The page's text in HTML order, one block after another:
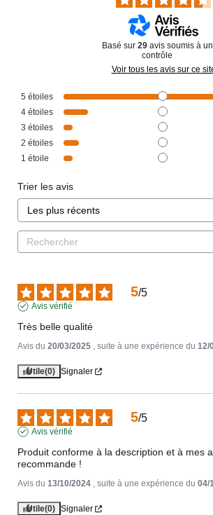
Basé sur 29 avis soumis à un
contrôle
Voir tous les avis sur ce
5 étoiles
4 étoiles
3 étoiles
2 étoiles
1 étoile
Trier les avis
5/5
Avis vérifié
Très belle qualité
Avis du 20/03/2025 , suite à une expérience du 12/
Utile(0) Signaler
5/5
Avis vérifié
Produit conforme à la description et à mes
recommande !
Avis du 13/10/2024 , suite à une expérience du 04/
Utile(0) Signaler